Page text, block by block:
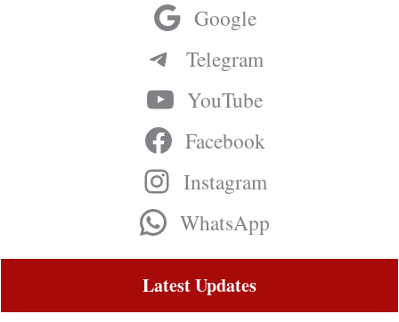
Google
Telegram
YouTube
Facebook
Instagram
WhatsApp
Latest Updates